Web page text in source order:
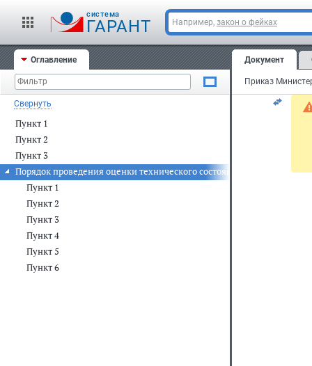
cистема
ГАРАНТ Например, закон о фейках
Оглавление
Свернуть
Пункт 1
Пункт 2
Пункт 3
Порядок проведения оценки технического состояния
Пункт 1
Пункт 2
Пункт 3
Пункт 4
Пункт 5
Пункт 6
Документ